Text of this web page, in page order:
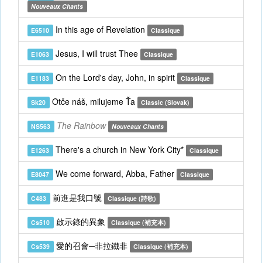
Nouveaux Chants
E6510 In this age of Revelation Classique
E1063 Jesus, I will trust Thee Classique
E1183 On the Lord's day, John, in spirit Classique
Sk20 Otče náš, milujeme Ťa Classic (Slovak)
NS563 The Rainbow Nouveaux Chants
E1263 There's a church in New York City* Classique
E8047 We come forward, Abba, Father Classique
C483 前進是我口號 Classique (詩歌)
Cs510 啟示錄的異象 Classique (補充本)
Cs539 愛的召會─非拉鐵非 Classique (補充本)